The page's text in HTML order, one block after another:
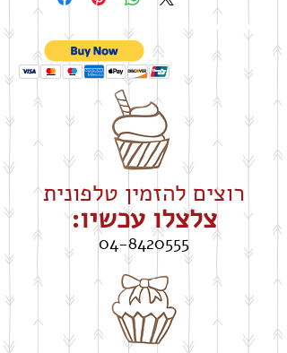
product such as sizing, material, care
instructions and cleaning
instructions.
רוצים להזמין טלפונית
צלצלו עכשיו:
04-8420555